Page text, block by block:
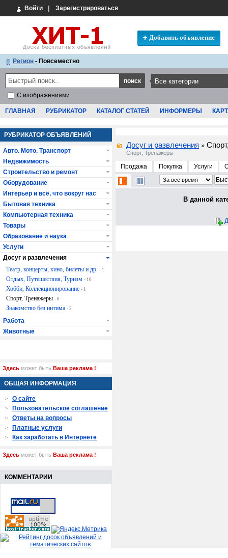
Войти Зарегистрироваться
Добавить объявление
Регион - Повсеместно
С изображениями
ГЛАВНАЯ РУБРИКАТОР КАТАЛОГ СТАТЕЙ ИНФОРМЕРЫ
Досуг и развлечения »
Спорт, Тренажеры
Продажа Покупка Услуги
В данной
РУБРИКАТОР ОБЪЯВЛЕНИЙ
Авто. Мото. Транспорт
Недвижимость
Строительство и ремонт
Оборудование
Интерьер и всё, что вокруг нас
Бытовая техника
Компьютерная техника
Товары
Образование и наука
Услуги
Досуг и развлечения
Театр, концерты, кино, билеты и др. - 1
Отдых, Путешествия, Туризм - 10
Хобби, Коллекционирование - 1
Спорт, Тренажеры - 0
Знакомство без интима - 2
Работа
Животные
Здесь может быть Ваша реклама !
ОБЩАЯ ИНФОРМАЦИЯ
О сайте
Пользовательское соглашение
Ответы на вопросы
Платные услуги
Как заработать в Интернете
Здесь может быть Ваша реклама !
КОММЕНТАРИИ